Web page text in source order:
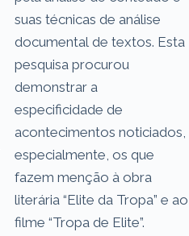
suas técnicas de análise
documental de textos. Esta
pesquisa procurou
demonstrar a
especificidade de
acontecimentos noticiados,
especialmente, os que
fazem menção à obra
literária “Elite da Tropa” e ao
filme “Tropa de Elite”.